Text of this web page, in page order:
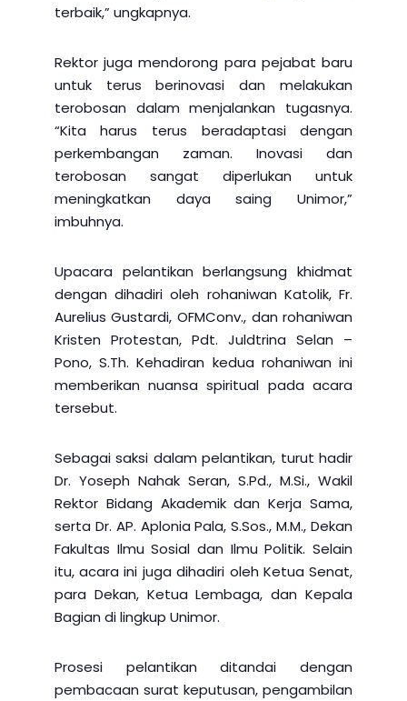
terbaik,” ungkapnya.
Rektor juga mendorong para pejabat baru
untuk terus berinovasi dan melakukan
terobosan dalam menjalankan tugasnya.
“Kita harus terus beradaptasi dengan
perkembangan zaman. Inovasi dan
terobosan sangat diperlukan untuk
meningkatkan daya saing Unimor,”
imbuhnya.
Upacara pelantikan berlangsung khidmat
dengan dihadiri oleh rohaniwan Katolik, Fr.
Aurelius Gustardi, OFMConv., dan rohaniwan
Kristen Protestan, Pdt. Juldtrina Selan –
Pono, S.Th. Kehadiran kedua rohaniwan ini
memberikan nuansa spiritual pada acara
tersebut.
Sebagai saksi dalam pelantikan, turut hadir
Dr. Yoseph Nahak Seran, S.Pd., M.Si., Wakil
Rektor Bidang Akademik dan Kerja Sama,
serta Dr. AP. Aplonia Pala, S.Sos., M.M., Dekan
Fakultas Ilmu Sosial dan Ilmu Politik. Selain
itu, acara ini juga dihadiri oleh Ketua Senat,
para Dekan, Ketua Lembaga, dan Kepala
Bagian di lingkup Unimor.
Prosesi pelantikan ditandai dengan
pembacaan surat keputusan, pengambilan